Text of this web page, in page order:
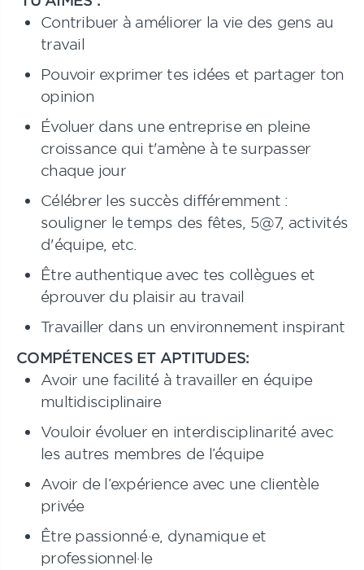
Contribuer à améliorer la vie des gens au
travail
Pouvoir exprimer tes idées et partager ton
opinion
Évoluer dans une entreprise en pleine
croissance qui t'amène à te surpasser
chaque jour
Célébrer les succès différemment :
souligner le temps des fêtes, 5@7, activités
d'équipe, etc.
Être authentique avec tes collègues et
éprouver du plaisir au travail
Travailler dans un environnement inspirant
COMPÉTENCES ET APTITUDES:
Avoir une facilité à travailler en équipe
multidisciplinaire
Vouloir évoluer en interdisciplinarité avec
les autres membres de l’équipe
Avoir de l’expérience avec une clientèle
privée
Être passionné·e, dynamique et
professionnel·le